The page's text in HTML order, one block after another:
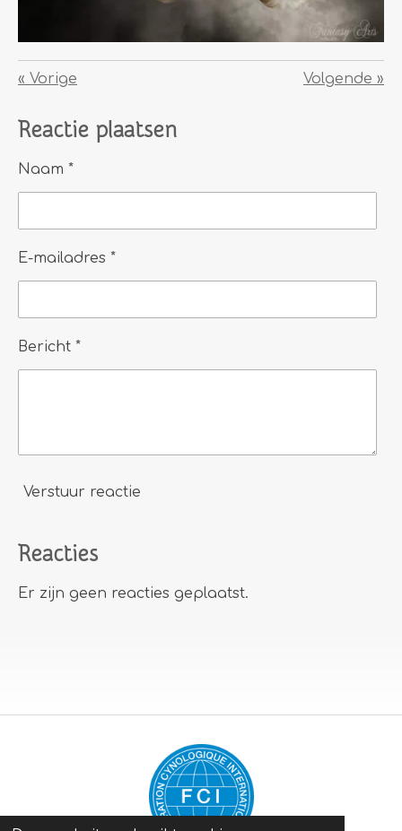
« Vorige Volgende »
Reactie plaatsen
Naam *
E-mailadres *
Bericht *
Verstuur reactie
Reacties
Er zijn geen reacties geplaatst.